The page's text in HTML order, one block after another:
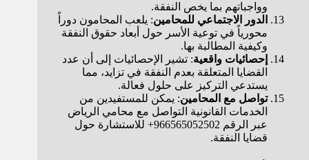
وواجباتهم بما يخص النفقة.
الدور الاجتماعي للمحامين: يلعب المحامون دوراً
محورياً في توعية الأسر حول أبعاد حقوق النفقة
وكيفية المطالبة بها.
إحصائيات واقعية: تشير الإحصائيات إلى أن عدد
القضايا المتعلقة بعدم النفقة في تزايد، مما
يستدعي التركيز على حلول فعالة.
تواصل مع المحامين: يمكن للمستفيدين من
الخدمات القانونية التواصل مع محامي الرياض
عبر الرقم 966565052502+ للاستشارة حول
قضايا النفقة.